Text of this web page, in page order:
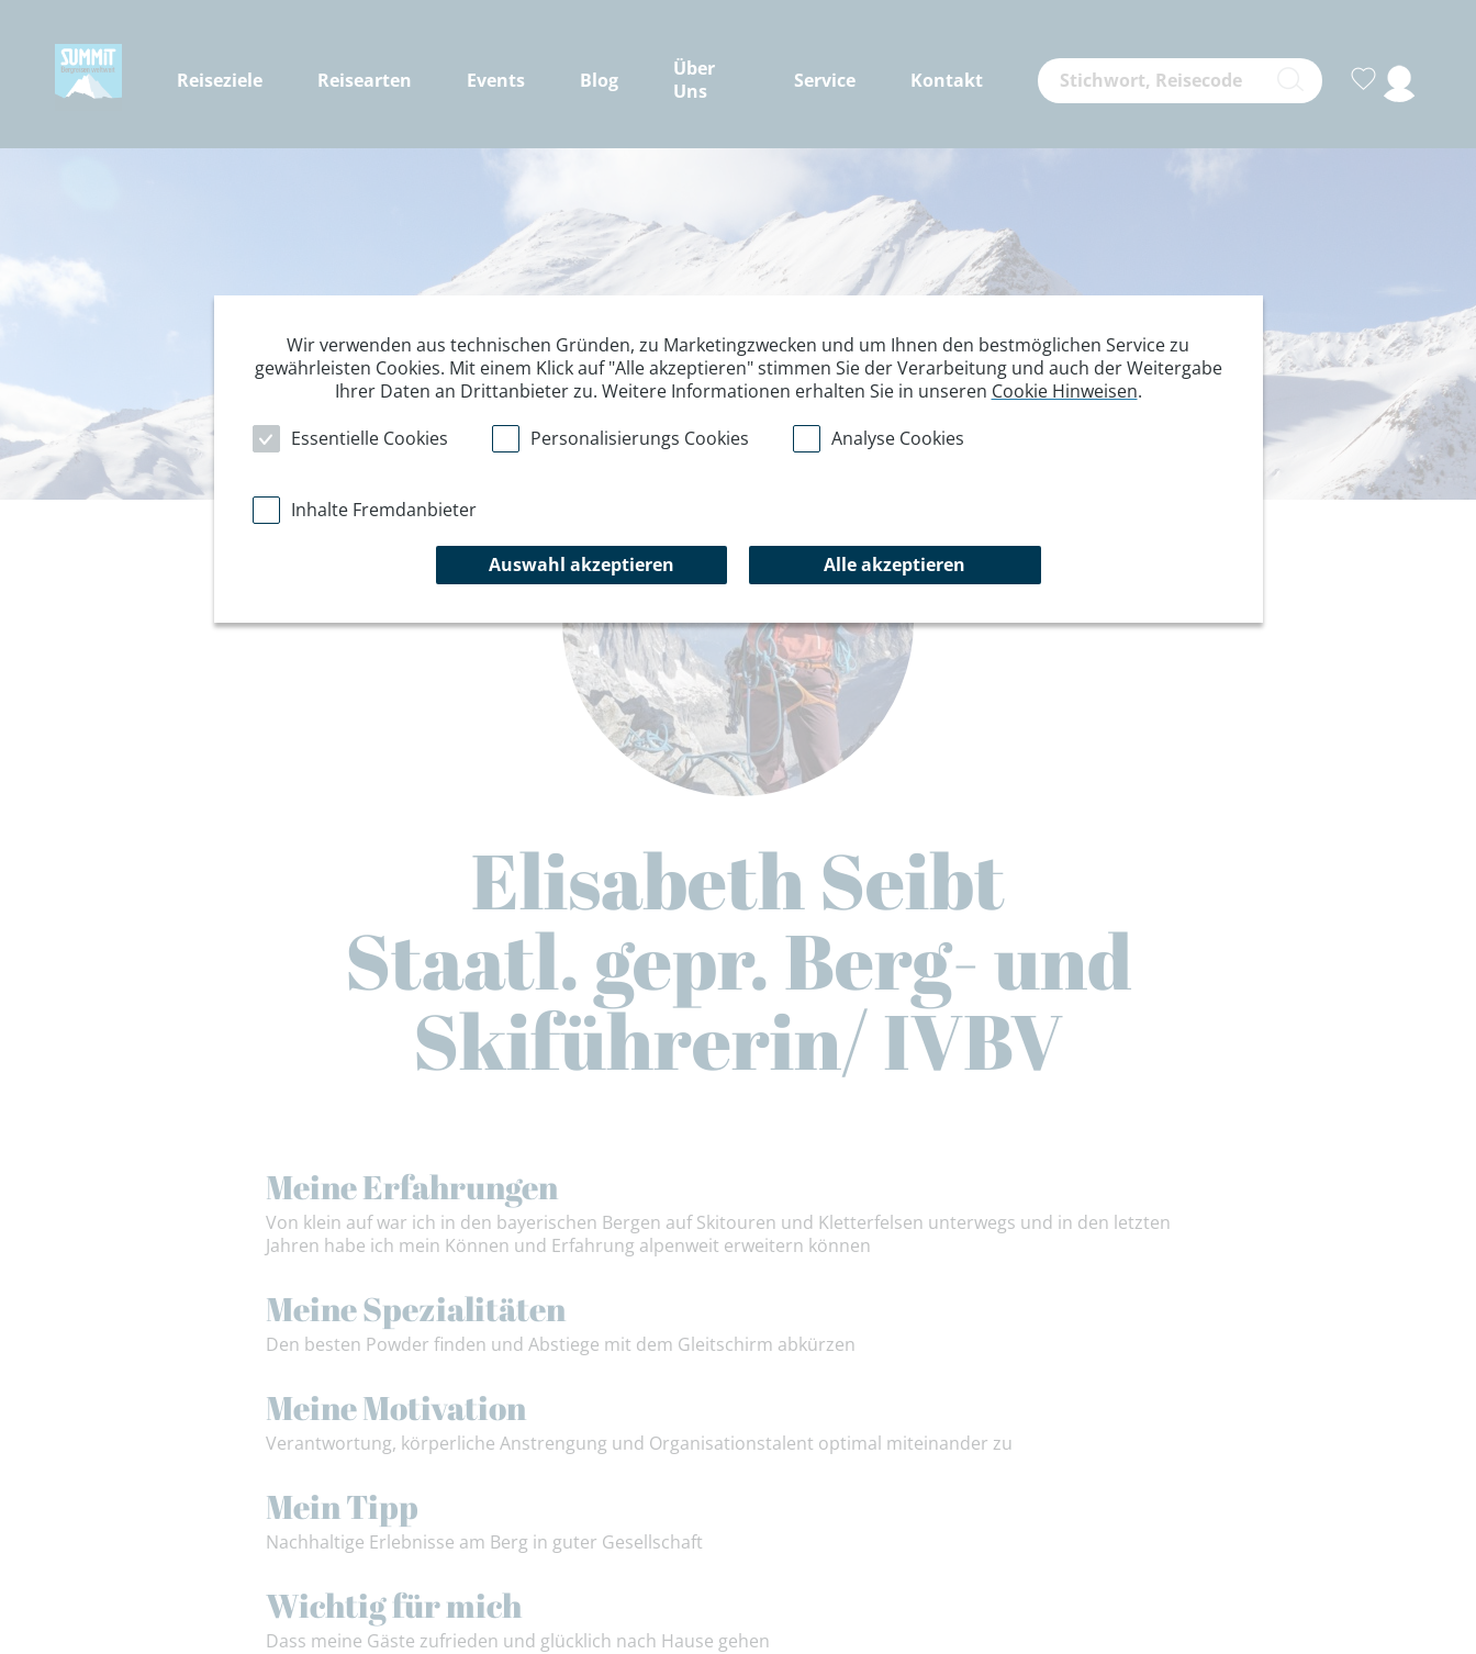
Reiseziele Reisearten Events Blog
Über
Uns
Service Kontakt
Elisabeth Seibt
Staatl. gepr. Berg- und
Skiführerin/ IVBV
Meine Erfahrungen
Von klein auf war ich in den bayerischen Bergen auf Skitouren und Kletterfelsen unterwegs und in den letzten
Jahren habe ich mein Können und Erfahrung alpenweit erweitern können
Meine Spezialitäten
Den besten Powder finden und Abstiege mit dem Gleitschirm abkürzen
Meine Motivation
Verantwortung, körperliche Anstrengung und Organisationstalent optimal miteinander zu
Mein Tipp
Nachhaltige Erlebnisse am Berg in guter Gesellschaft
Wichtig für mich
Dass meine Gäste zufrieden und glücklich nach Hause gehen
Wir verwenden aus technischen Gründen, zu Marketingzwecken und um Ihnen den bestmöglichen Service zu
gewährleisten Cookies. Mit einem Klick auf "Alle akzeptieren" stimmen Sie der Verarbeitung und auch der Weitergabe
Ihrer Daten an Drittanbieter zu. Weitere Informationen erhalten Sie in unseren Cookie Hinweisen.
Essentielle Cookies
Personalisierungs Cookies Analyse Cookies
Inhalte Fremdanbieter
Auswahl akzeptieren Alle akzeptieren